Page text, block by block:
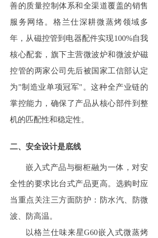
善的质量控制体系和全渠道覆盖的销售
服务网络。格兰仕深耕微蒸烤领域多
年，从磁控管到电器配件实现100%自我
核心配套，旗下主营微波炉和微波炉磁
控管的两家公司先后被国家工信部认定
为"制造业单项冠军"。这种全产业链的
掌控能力，确保了产品从核心部件到整
机的匹配性和稳定性。
二、安全设计是底线
嵌入式产品与橱柜融为一体，对安
全性的要求比台式产品更高。选购时应
当重点关注三方面防护：防水汽、防微
波、防高温。
以格兰仕味来星G60嵌入式微蒸烤